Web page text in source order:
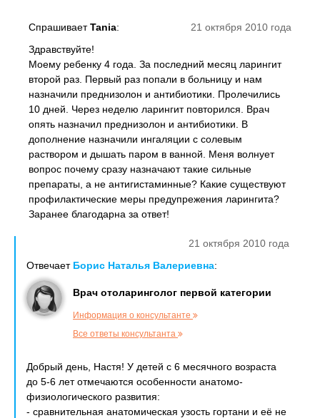
21 октября 2010 года
СпрашиваетTania:
Здравствуйте!
Моему ребенку 4 года. За последний месяц ларингит
второй раз. Первый раз попали в больницу и нам
назначили преднизолон и антибиотики. Пролечились
10 дней. Через неделю ларингит повторился. Врач
опять назначил преднизолон и антибиотики. В
дополнение назначили ингаляции с солевым
раствором и дышать паром в ванной. Меня волнует
вопрос почему сразу назначают такие сильные
препараты, а не антигистаминные? Какие существуют
профилактические меры предупрежения ларингита?
Заранее благодарна за ответ!
21 октября 2010 года
Отвечает Борис Наталья Валериевна:
Врач отоларинголог первой категории
Информация о консультанте
Все ответы консультанта
Добрый день, Настя! У детей с 6 месячного возраста
до 5-6 лет отмечаются особенности анатомо-
физиологического развития:
- сравнительная анатомическая узость гортани и её не